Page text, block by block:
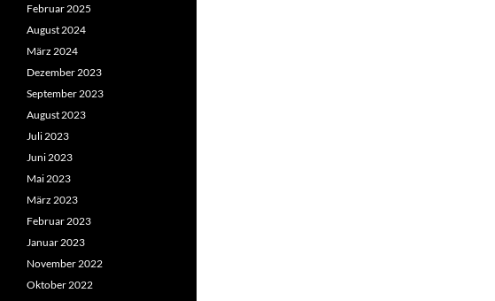
Februar 2025
August 2024
März 2024
Dezember 2023
September 2023
August 2023
Juli 2023
Juni 2023
Mai 2023
März 2023
Februar 2023
Januar 2023
November 2022
Oktober 2022